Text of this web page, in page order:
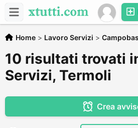
Home > Lavoro Servizi >
10 risultati trovati
Servizi, Termoli
Crea